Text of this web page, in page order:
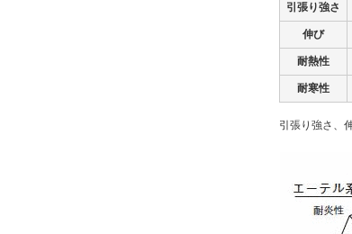
引張り強さ
伸び
耐熱性
耐寒性
引張り強さ、